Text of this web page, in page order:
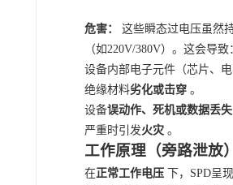
危害：
这些瞬态过电压虽然
（如220V/380V）。这会导致
设备内部电子元件（芯片、电
绝缘材料劣化或击穿 。
设备误动作、死机或数据丢失
严重时引发火灾 。
工作原理（旁路泄放
在正常工作电压 下， SPD呈现